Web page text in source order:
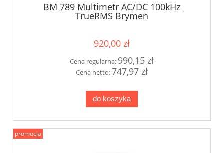
BM 789 Multimetr AC/DC 100kHz
TrueRMS Brymen
920,00 zł
Cena regularna:990,15 zł
Cena netto:747,97 zł
do koszyka
promocja